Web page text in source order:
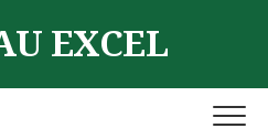
EXCEL